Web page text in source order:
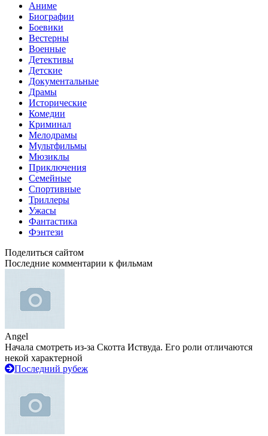
Аниме
Биографии
Боевики
Вестерны
Военные
Детективы
Детские
Документальные
Драмы
Исторические
Комедии
Криминал
Мелодрамы
Мультфильмы
Мюзиклы
Приключения
Семейные
Спортивные
Триллеры
Ужасы
Фантастика
Фэнтези
Поделиться сайтом
Последние комментарии к фильмам
Angel
Начала смотреть из-за Скотта Иствуда. Его роли отличаются
некой характерной
Последний рубеж